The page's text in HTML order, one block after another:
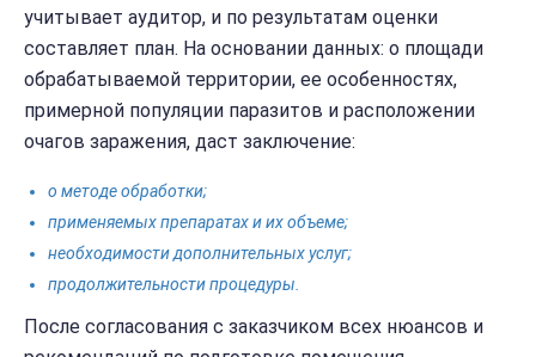
учитывает аудитор, и по результатам оценки
составляет план. На основании данных: о площади
обрабатываемой территории, ее особенностях,
примерной популяции паразитов и расположении
очагов заражения, даст заключение:
о методе обработки;
применяемых препаратах и их объеме;
необходимости дополнительных услуг;
продолжительности процедуры.
После согласования с заказчиком всех нюансов и